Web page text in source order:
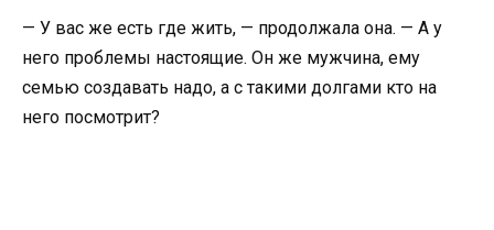
— У вас же есть где жить, — продолжала она. — А у
него проблемы настоящие. Он же мужчина, ему
семью создавать надо, а с такими долгами кто на
него посмотрит?